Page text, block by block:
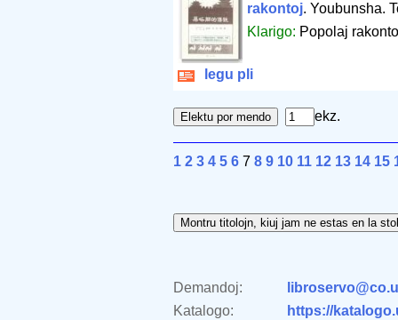
rakontoj. Youbunsha.
Klarigo: Popolaj
legu pli
ekz.
1 2 3 4 5 6 7 8 9 10 11 12 13 14 15
Demandoj:
Katalogo:
https://